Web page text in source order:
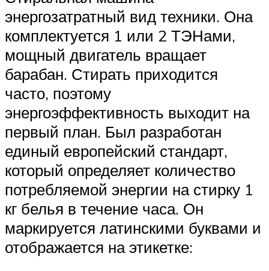
энергозатратный вид техники. Она
комплектуется 1 или 2 ТЭНами,
мощный двигатель вращает
барабан. Стирать приходится
часто, поэтому
энергоэффективность выходит на
первый план. Был разработан
единый европейский стандарт,
который определяет количество
потребляемой энергии на стирку 1
кг белья в течение часа. Он
маркируется латинскими буквами и
отображается на этикетке: